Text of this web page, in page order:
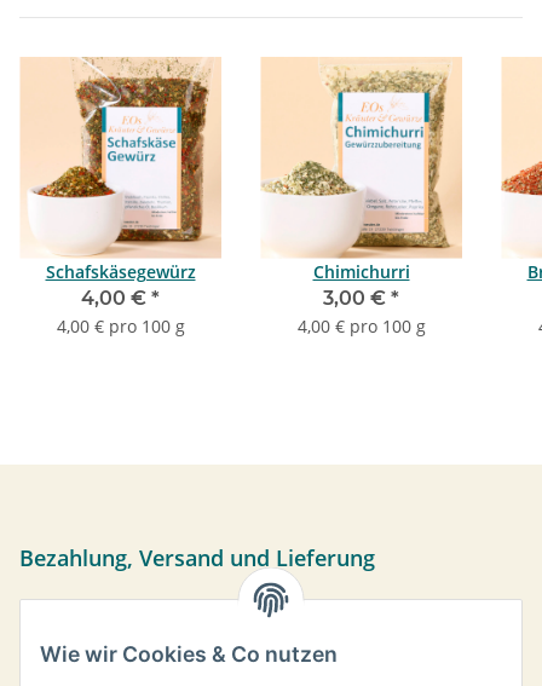
Schafskäsegewürz
4,00 € *
4,00 € pro 100 g
Chimichurri
3,00 € *
4,00 € pro 100 g
Bezahlung, Versand und Lieferung
Sie können per Vorkasse, PayPal oder bei Abholung bar
übermittelt.
Wie wir Cookies & Co nutzen